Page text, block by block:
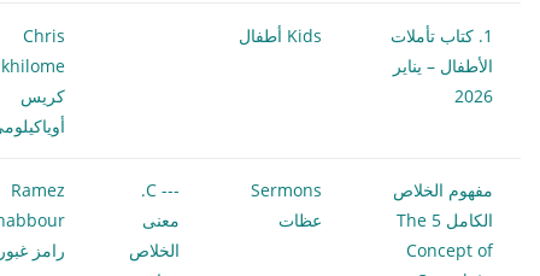
1. كتاب تأملات
الأطفال – يناير
2026
Kids أطفال
Chris
كريس
مفهوم الخلاص
الكامل 5 The
Concept of
Sermons
عظات
--- C.
معنى
الخلاص
Ramez
رامز